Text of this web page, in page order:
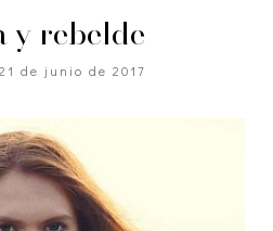
y rebelde
de junio de 2017